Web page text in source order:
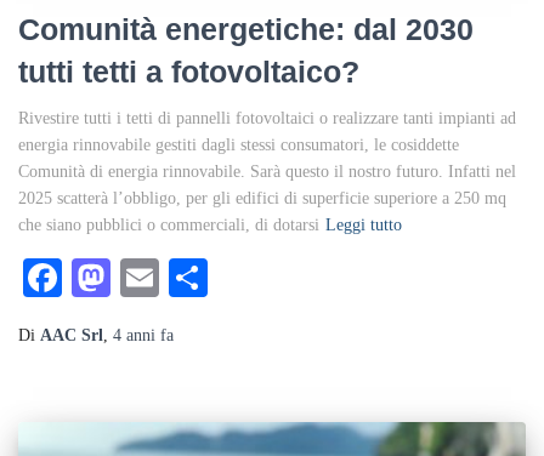
Comunità energetiche: dal 2030
tutti tetti a fotovoltaico?
Rivestire tutti i tetti di pannelli fotovoltaici o realizzare tanti impianti ad
energia rinnovabile gestiti dagli stessi consumatori, le cosiddette
Comunità di energia rinnovabile. Sarà questo il nostro futuro. Infatti nel
2025 scatterà l’obbligo, per gli edifici di superficie superiore a 250 mq
che siano pubblici o commerciali, di dotarsi Leggi tutto
Facebook
Mastodon
Email
Di AAC Srl 4 anni fa